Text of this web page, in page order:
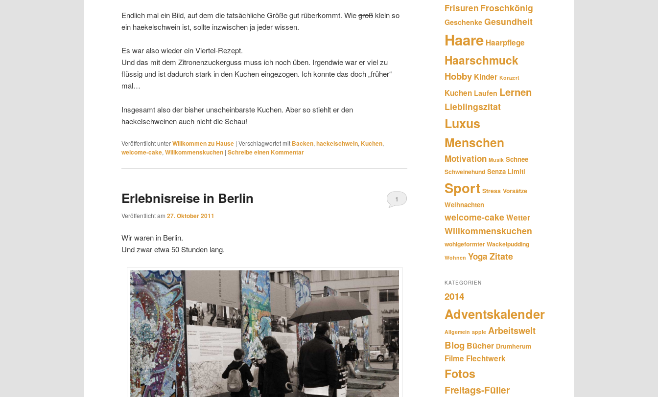
Endlich mal ein Bild, auf dem die tatsächliche Größe gut rüberkommt. Wiegroßklein so
ein haekelschwein ist, sollte inzwischen ja jeder wissen.
Es war also wieder ein Viertel-Rezept.
Und das mit dem Zitronenzuckerguss muss ich noch üben. Irgendwie war er viel zu
flüssig und ist dadurch stark in den Kuchen eingezogen. Ich konnte das doch „früher“
mal…
Insgesamt also der bisher unscheinbarste Kuchen. Aber so stiehlt er den
haekelschweinen auch nicht die Schau!
Veröffentlicht unterWillkommen zu Hause | Verschlagwortet mit Backen, haekelschwein, Kuchen,
welcome-cake, Willkommenskuchen | Schreibe einen Kommentar
Erlebnisreise in Berlin
Veröffentlicht am 27. Oktober 2011
1
Wir waren in Berlin.
Und zwar etwa 50 Stunden lang.
Frisuren Froschkönig
Geschenke Gesundheit
Haare Haarpflege
Haarschmuck
Hobby Kinder Konzert
Kuchen Laufen Lernen
Lieblingszitat
Luxus
Menschen
Motivation Musik Schnee
Schweinehund Senza Limiti
Sport Stress Vorsätze
Weihnachten
welcome-cakeWetter
Willkommenskuchen
wohlgeformter Wackelpudding
Wohnen Yoga Zitate
KATEGORIEN
2014
Adventskalender
Allgemein apple Arbeitswelt
Blog Bücher Drumherum
Filme Flechtwerk
Fotos
Freitags-Füller